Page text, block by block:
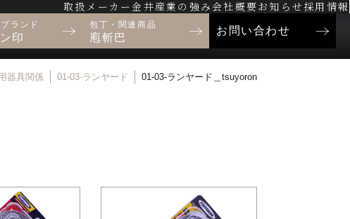
取扱メーカー金井産業の強み 会社概要お知らせ 採用情報
ランド
印
包丁・関連商品
庖斬巴
お問い合わせ
器具関係 01-03-ランヤード 01-03-ランヤード＿tsuyoron